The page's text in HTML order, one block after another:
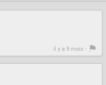
il y a 9 mois -